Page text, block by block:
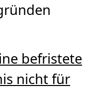
befristete
nicht für